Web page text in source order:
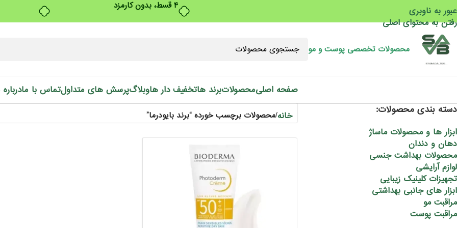
عبور به ناوبری
رفتن به محتوای اصلی
محصولات تخصصی پوست و مو
صفحه اصلیمحصولاتبرند هاتخفیف دار هاوبلاگپرسش های متداولتماس با ما
دسته بندی محصولات:
ابزار ها و محصولات ماساژ
دهان و دندان
محصولات بهداشت جنسی
لوازم آرایشی
تجهیزات کلینیک زیبایی
ابزار های جانبی بهداشتی
مراقبت مو
مراقبت پوست
خانه/محصولات برچسب خورده “برند بایودرما”